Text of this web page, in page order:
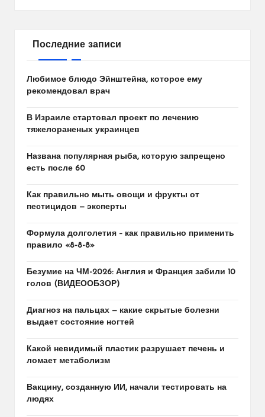
Последние записи
Любимое блюдо Эйнштейна, которое ему
рекомендовал врач
В Израиле стартовал проект по лечению
тяжелораненых украинцев
Названа популярная рыба, которую запрещено
есть после 60
Как правильно мыть овощи и фрукты от
пестицидов — эксперты
Формула долголетия – как правильно применить
правило «8-8-8»
Безумие на ЧМ-2026: Англия и Франция забили 10
голов (ВИДЕООБЗОР)
Диагноз на пальцах — какие скрытые болезни
выдает состояние ногтей
Какой невидимый пластик разрушает печень и
ломает метаболизм
Вакцину, созданную ИИ, начали тестировать на
людях